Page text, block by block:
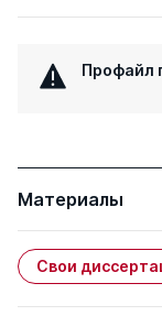
Профайл
Материалы
Свои